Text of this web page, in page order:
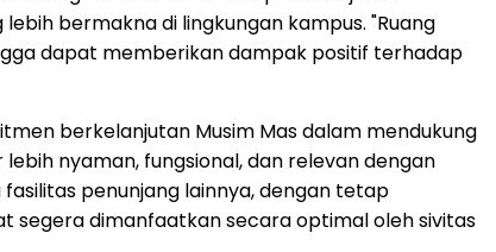
bermakna di lingkungan kampus. "Ruang
dapat memberikan dampak positif terhadap
berkelanjutan Musim Mas dalam mendukung
nyaman, fungsional, dan relevan dengan
penunjang lainnya, dengan tetap
segera dimanfaatkan secara optimal oleh sivitas